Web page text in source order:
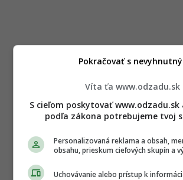
Víta ťa www.odzadu.sk
S cieľom poskytovať
podľa zákona potrebujeme tvoj
Personalizovaná reklama a obsah,
obsahu, prieskum cieľových skupín a
Uchovávanie alebo prístup k
Pokračovať s